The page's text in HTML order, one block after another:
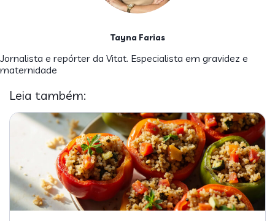
Tayna Farias
Jornalista e repórter da Vitat. Especialista em gravidez e
maternidade
Leia também: